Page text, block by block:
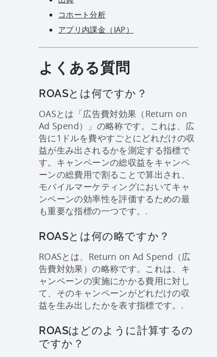
コホート分析
アプリ内課金（IAP）
よくある質問
ROASとは何ですか？
OASとは「広告費対効果（Return on
Ad Spend）」の略称です。これは、広
告に1ドルを費やすごとにどれだけの収
益が生み出されるかを測定する指標で
す。キャンペーンの総収益をキャンペ
ーンの総費用で割ることで算出され、
モバイルマーケティングにおいてキャ
ンペーンの効率性を評価するための最
も重要な指標の一つです。.
ROASとは何の略ですか？
ROASとは、Return on Ad Spend（広
告費対効果）の略称です。これは、キ
ャンペーンの実施にかかる費用に対し
て、そのキャンペーンがどれだけの収
益を生み出したかを表す指標です。.
ROASはどのように計算するの
ですか？